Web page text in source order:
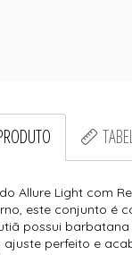
Allure Light com
este conjunto é
possui
ajuste perfeito e